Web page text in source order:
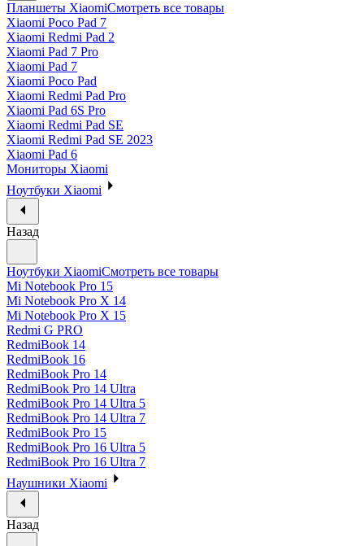
Планшеты XiaomiСмотреть все товары
Xiaomi Poco Pad 7
Xiaomi Redmi Pad 2
Xiaomi Pad 7 Pro
Xiaomi Pad 7
Xiaomi Poco Pad
Xiaomi Redmi Pad Pro
Xiaomi Pad 6S Pro
Xiaomi Redmi Pad SE
Xiaomi Redmi Pad SE 2023
Xiaomi Pad 6
Мониторы Xiaomi
Ноутбуки Xiaomi
Назад
Ноутбуки XiaomiСмотреть все товары
Mi Notebook Pro 15
Mi Notebook Pro X 14
Mi Notebook Pro X 15
Redmi G PRO
RedmiBook 14
RedmiBook 16
RedmiBook Pro 14
RedmiBook Pro 14 Ultra
RedmiBook Pro 14 Ultra 5
RedmiBook Pro 14 Ultra 7
RedmiBook Pro 15
RedmiBook Pro 16 Ultra 5
RedmiBook Pro 16 Ultra 7
Наушники Xiaomi
Назад